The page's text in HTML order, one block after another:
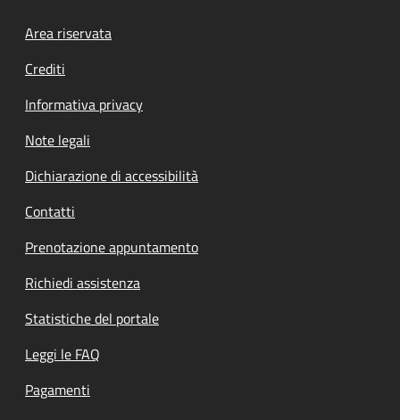
Footer menu
Area riservata
Crediti
Informativa privacy
Note legali
Dichiarazione di accessibilità
Contatti
Prenotazione appuntamento
Richiedi assistenza
Statistiche del portale
Leggi le FAQ
Pagamenti